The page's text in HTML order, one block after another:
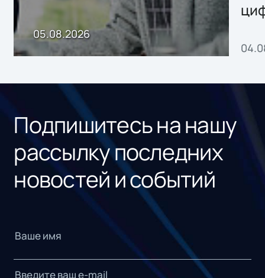
05.08.2026
Подпишитесь на нашу
рассылку последних
новостей и событий